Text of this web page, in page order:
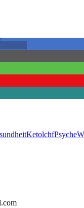
KetolchfPsyche